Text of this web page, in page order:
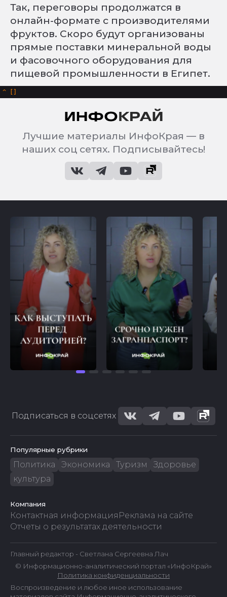
Так, переговоры продолжатся в
онлайн-формате с производителями
фруктов. Скоро будут организованы
прямые поставки минеральной воды
и фасовочного оборудования для
пищевой промышленности в Египет.
^
Лучшие материалы ИнфоКрая — в
наших соц сетях. Подписывайтесь!
Подписаться в соцсетях
Популярные рубрики
Политика Экономика Туризм
Здоровье
культура
Компания
Контактная информация Реклама на сайте
Отчеты о результатах деятельности
Главный редактор - Светлана Сергеевна Лач
© Информационно-аналитический портал «ИнфоКрай»
Политика конфиденциальности
Воспроизведение и любое иное использование